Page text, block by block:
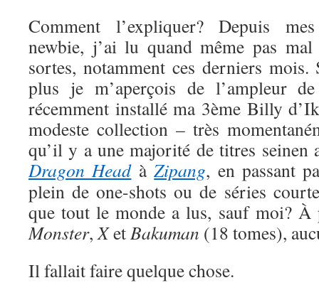
Comment l’expliquer? Depuis
newbie, j’ai lu quand même pas
sortes, notamment ces derniers
plus je m’aperçois de l’ampleur
récemment installé ma 3ème Billy
modeste collection – très
qu’il y a une majorité de titres seinen
Dragon HeadàZipang, en passant
plein de one-shots ou de séries
que tout le monde a lus, sauf moi?
Monster,XetBakuman (18 tomes),
Il fallait faire quelque chose.